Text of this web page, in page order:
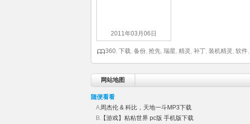
2011年03月06日
360, 下载, 备份, 抢先, 瑞星, 精灵 , 补丁, 装机精灵 , 软件,
网站地图
随便看看
周杰伦 & 科比，天地一斗MP3下载
【游戏】粘粘世界 pc版 手机版下载